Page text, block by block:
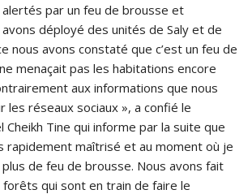
par un feu de brousse et
déployé des unités de Saly et de
nous avons constaté que c’est un feu de
menaçait pas les habitations encore
aux informations que nous
les réseaux sociaux », a confié le
Cheikh Tine qui informe par la suite que
rapidement maîtrisé et au moment où je
plus de feu de brousse. Nous avons fait
forêts qui sont en train de faire le